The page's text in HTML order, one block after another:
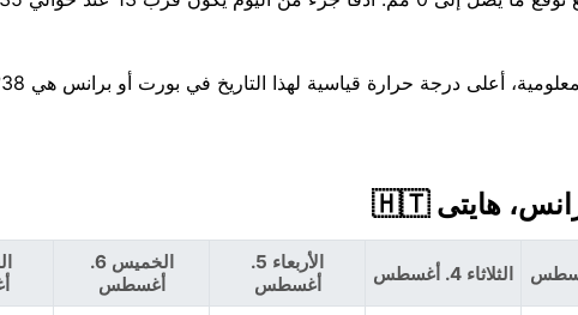
الثلاثاء 4. أغسطس
الأربعاء 5.
أغسطس
الخميس 6.
أغسطس